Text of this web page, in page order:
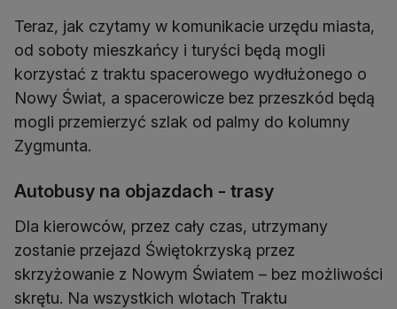
Teraz, jak czytamy w komunikacie urzędu miasta,
od soboty mieszkańcy i turyści będą mogli
korzystać z traktu spacerowego wydłużonego o
Nowy Świat, a spacerowicze bez przeszkód będą
mogli przemierzyć szlak od palmy do kolumny
Zygmunta.
Autobusy na objazdach - trasy
Dla kierowców, przez cały czas, utrzymany
zostanie przejazd Świętokrzyską przez
skrzyżowanie z Nowym Światem – bez możliwości
skrętu. Na wszystkich wlotach Traktu